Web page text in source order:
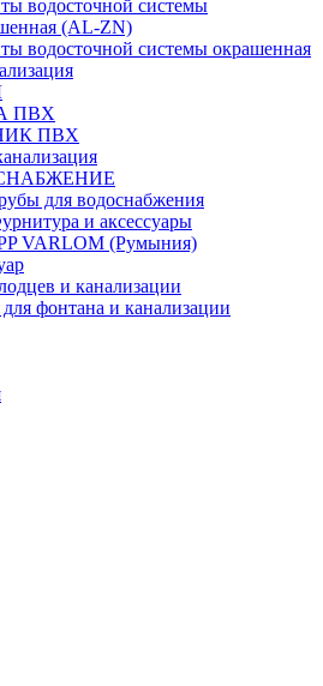
водосточной системы
(AL-ZN)
водосточной системы окрашенная
ПВХ
ПВХ
для водоснабжения
и аксессуары
VARLOM (Румыния)
и канализации
фонтана и канализации